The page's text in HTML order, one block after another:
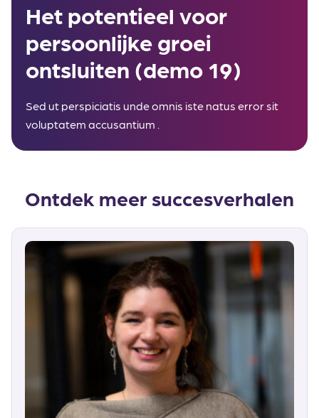
Het potentieel voor
persoonlijke groei
ontsluiten (demo 19)
Sed ut perspiciatis unde omnis iste natus error sit
voluptatem accusantium .
Ontdek meer succesverhalen